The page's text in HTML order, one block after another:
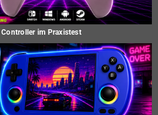
im Praxistest